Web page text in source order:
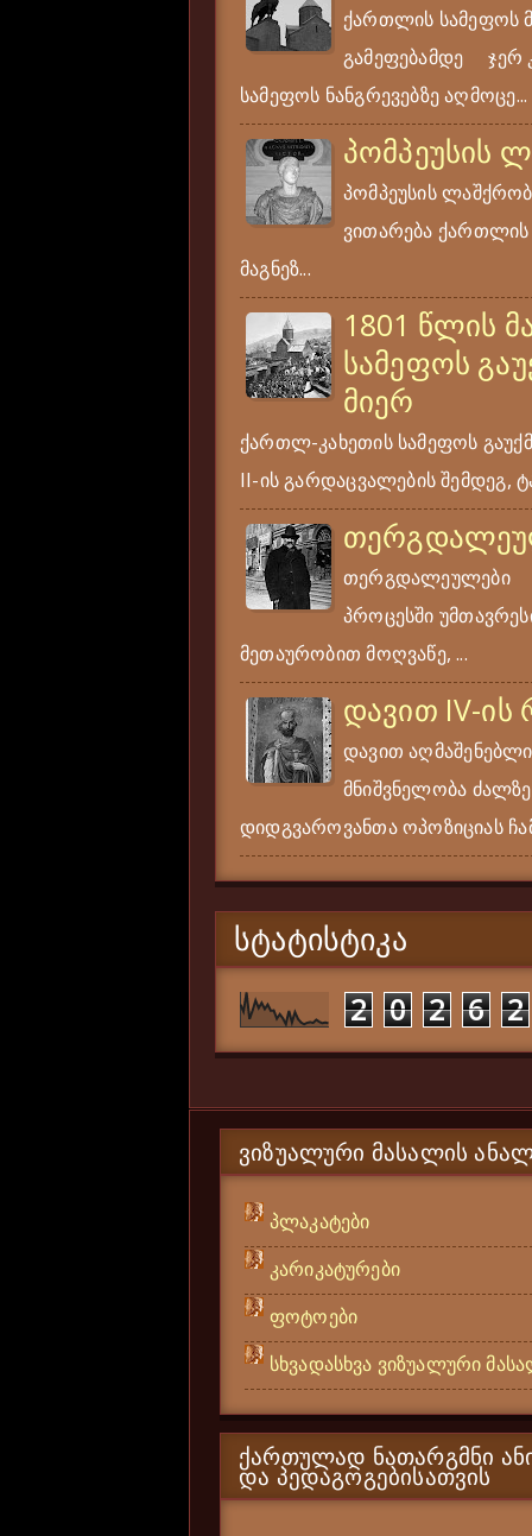
ქართლის სამეფოს
გამეფებამდე ჯერ
სამეფოს ნანგრევებზე აღმოცე...
პომპეუსის
პომპეუსის
ვითარება ქართლის
მაგნეზ...
1801 წლის
სამეფოს
მიერ
ქართლ-კახეთის სამეფოს
II-ის გარდაცვალების შემდეგ,
თერგდალეულები
პროცესში
მეთაურობით მოღვაწე, ...
დავით IV-
დავით
მნიშვნელობა
დიდგვაროვანთა ოპოზიციას
ᲡᲢᲐᲢᲘᲡᲢᲘᲙᲐ
2 0 2 6 2
ᲕᲘᲖᲣᲐᲚᲣᲠᲘ ᲛᲐᲡᲐᲚᲘᲡ
პლაკატები
კარიკატურები
ფოტოები
სხვადასხვა ვიზუალური
ᲥᲐᲠᲗᲣᲚᲐᲓ ᲜᲐᲗᲐᲠᲒᲛᲜᲘ
ᲓᲐ ᲞᲔᲓᲐᲒᲝᲒᲔᲑᲘᲡᲐᲗᲕᲘᲡ